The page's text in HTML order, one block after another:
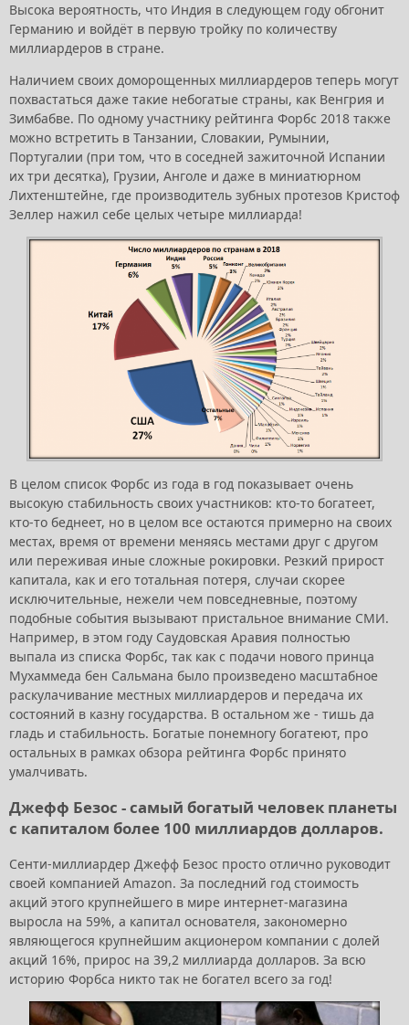
Высока вероятность, что Индия в следующем году обгонит
Германию и войдёт в первую тройку по количеству
миллиардеров в стране.
Наличием своих доморощенных миллиардеров теперь могут
похвастаться даже такие небогатые страны, как Венгрия и
Зимбабве. По одному участнику рейтинга Форбс 2018 также
можно встретить в Танзании, Словакии, Румынии,
Португалии (при том, что в соседней зажиточной Испании
их три десятка), Грузии, Анголе и даже в миниатюрном
Лихтенштейне, где производитель зубных протезов Кристоф
Зеллер нажил себе целых четыре миллиарда!
В целом список Форбс из года в год показывает очень
высокую стабильность своих участников: кто-то богатеет,
кто-то беднеет, но в целом все остаются примерно на своих
местах, время от времени меняясь местами друг с другом
или переживая иные сложные рокировки. Резкий прирост
капитала, как и его тотальная потеря, случаи скорее
исключительные, нежели чем повседневные, поэтому
подобные события вызывают пристальное внимание СМИ.
Например, в этом году Саудовская Аравия полностью
выпала из списка Форбс, так как с подачи нового принца
Мухаммеда бен Сальмана было произведено масштабное
раскулачивание местных миллиардеров и передача их
состояний в казну государства. В остальном же - тишь да
гладь и стабильность. Богатые понемногу богатеют, про
остальных в рамках обзора рейтинга Форбс принято
умалчивать.
Джефф Безос - самый богатый человек планеты
с капиталом более 100 миллиардов долларов.
Сенти-миллиардер Джефф Безос просто отлично руководит
своей компанией Amazon. За последний год стоимость
акций этого крупнейшего в мире интернет-магазина
выросла на 59%, а капитал основателя, закономерно
являющегося крупнейшим акционером компании с долей
акций 16%, прирос на 39,2 миллиарда долларов. За всю
историю Форбса никто так не богател всего за год!